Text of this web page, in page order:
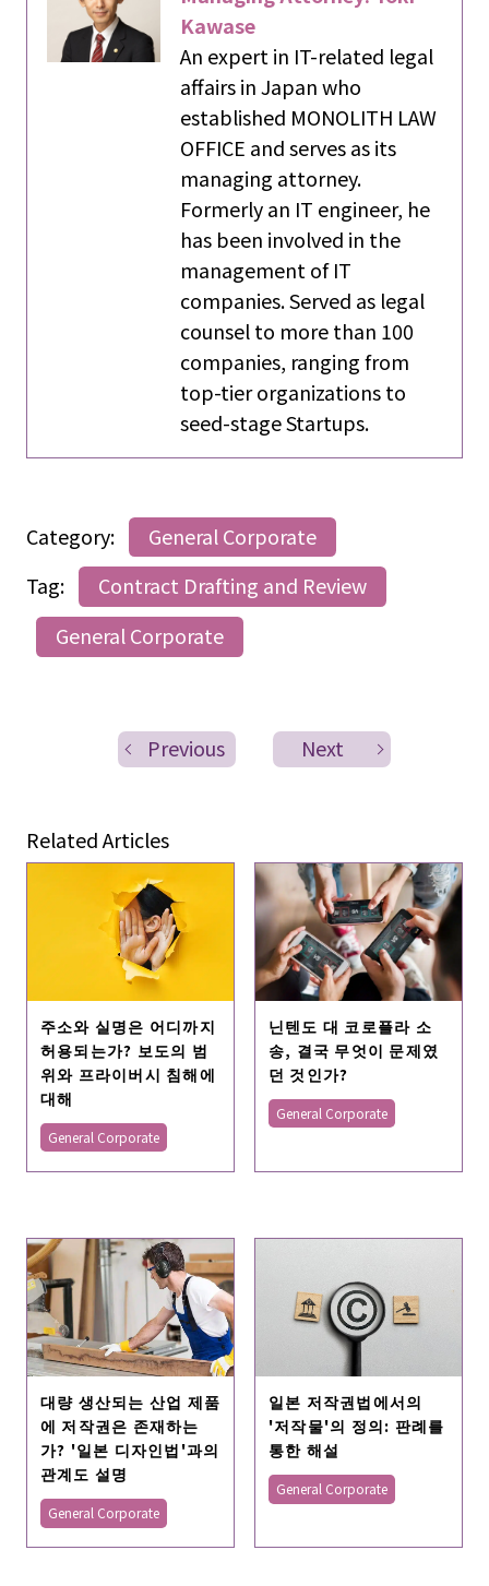
Kawase
An expert in IT-related legal
affairs in Japan who
established MONOLITH LAW
OFFICE and serves as its
managing attorney.
Formerly an IT engineer, he
has been involved in the
management of IT
companies. Served as legal
counsel to more than 100
companies, ranging from
top-tier organizations to
seed-stage Startups.
Category:
General Corporate
Tag:
Contract Drafting and Review
General Corporate
Previous Next
Related Articles
주소와 실명은 어디까지
허용되는가? 보도의 범
위와 프라이버시 침해에
대해
General Corporate
닌텐도 대 코로플라 소
송, 결국 무엇이 문제였
던 것인가?
General Corporate
대량 생산되는 산업 제품
에 저작권은 존재하는
가? '일본 디자인법'과의
관계도 설명
General Corporate
일본 저작권법에서의
'저작물'의 정의: 판례를
통한 해설
General Corporate